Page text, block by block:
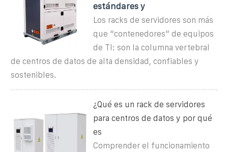
estándares y
Los racks de servidores son más
que “contenedores” de equipos
de TI: son la columna vertebral
de centros de datos de alta densidad, confiables y
sostenibles.
¿Qué es un rack de servidores
para centros de datos y por qué
es
Comprender el funcionamiento